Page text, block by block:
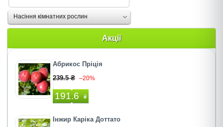
Насіння кімнатних рослин
Акції
Абрикос Пріція
239.5 ₴ –20%
191.6 ₴
Інжир Каріка Доттато